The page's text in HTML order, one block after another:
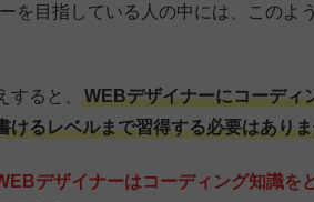
を目指している人の中には、このよ
すると、
WEBデザイナーにコーディ
けるレベルまで習得する必要はあり
デザイナーはコーディング知識を